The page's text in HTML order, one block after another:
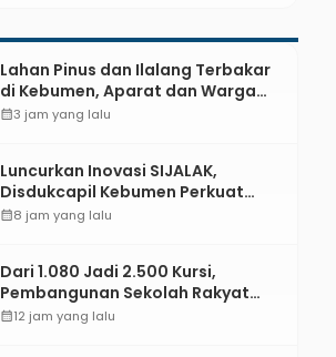
Lahan Pinus dan Ilalang Terbakar
di Kebumen, Aparat dan Warga
Padamkan Api Secara Manual
calendar_month3 jam yang lalu
Luncurkan Inovasi SIJALAK,
Disdukcapil Kebumen Perkuat
Jejaring Literasi Adminduk hingga
calendar_month8 jam yang lalu
Dari 1.080 Jadi 2.500 Kursi,
Pembangunan Sekolah Rakyat
Kebumen Ditargetkan Mulai
calendar_month12 jam yang lalu